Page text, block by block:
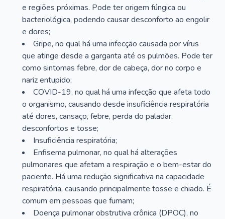
e regiões próximas. Pode ter origem fúngica ou
bacteriológica, podendo causar desconforto ao engolir
e dores;
Gripe, no qual há uma infecção causada por vírus
que atinge desde a garganta até os pulmões. Pode ter
como sintomas febre, dor de cabeça, dor no corpo e
nariz entupido;
COVID-19, no qual há uma infecção que afeta todo
o organismo, causando desde insuficiência respiratória
até dores, cansaço, febre, perda do paladar,
desconfortos e tosse;
Insuficiência respiratória;
Enfisema pulmonar, no qual há alterações
pulmonares que afetam a respiração e o bem-estar do
paciente. Há uma redução significativa na capacidade
respiratória, causando principalmente tosse e chiado. É
comum em pessoas que fumam;
Doença pulmonar obstrutiva crônica (DPOC), no